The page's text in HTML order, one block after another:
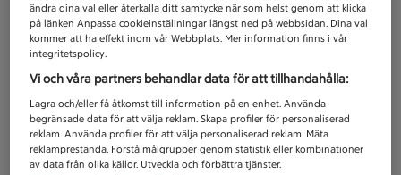
ändra dina val eller återkalla ditt samtycke när som helst genom att klicka
på länken Anpassa cookieinställningar längst ned på webbsidan. Dina val
kommer att ha effekt inom vår Webbplats. Mer information finns i vår
integritetspolicy.
Vi och våra partners behandlar data för att tillhandahålla:
Lagra och/eller få åtkomst till information på en enhet. Använda
begränsade data för att välja reklam. Skapa profiler för personaliserad
reklam. Använda profiler för att välja personaliserad reklam. Mäta
reklamprestanda. Förstå målgrupper genom statistik eller kombinationer
av data från olika källor. Utveckla och förbättra tjänster.